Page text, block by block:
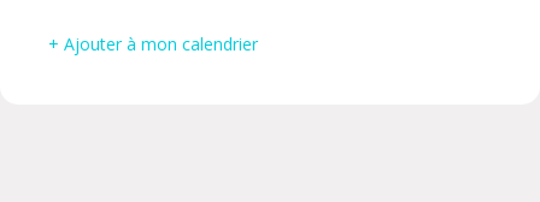
+ Ajouter à mon calendrier